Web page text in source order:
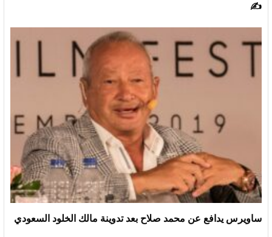
✍
ساويرس يدافع عن محمد صلاح بعد تدوينة مالك الخلود السعودي